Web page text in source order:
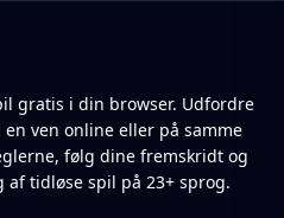
gratis i din browser. Udfordre
ven online eller på samme
følg dine fremskridt og
af tidløse spil på 23+ sprog.